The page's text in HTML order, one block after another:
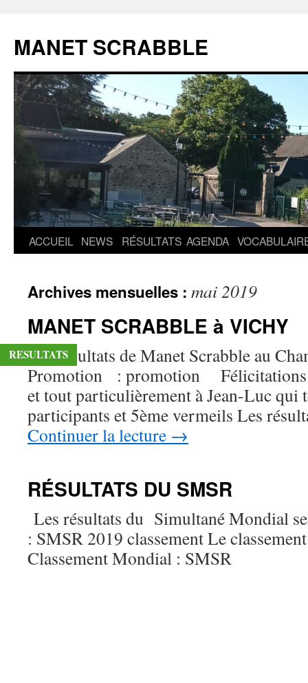
MANET SCRABBLE
Aller
contenu
ACCUEIL NEWS RÉSULTATS AGENDA
Archives mensuelles : mai 2019
MANET SCRABBLE à VICHY
Les résultats de Manet Scrabble au
Promotion : promotion Félicitations
et tout particulièrement à Jean-Luc qui
participants et 5ème vermeils Les
Continuer la lecture →
RÉSULTATS DU SMSR
Les résultats du Simultané Mondial
: SMSR 2019 classement Le
Classement Mondial : SMSR
RESULTATS